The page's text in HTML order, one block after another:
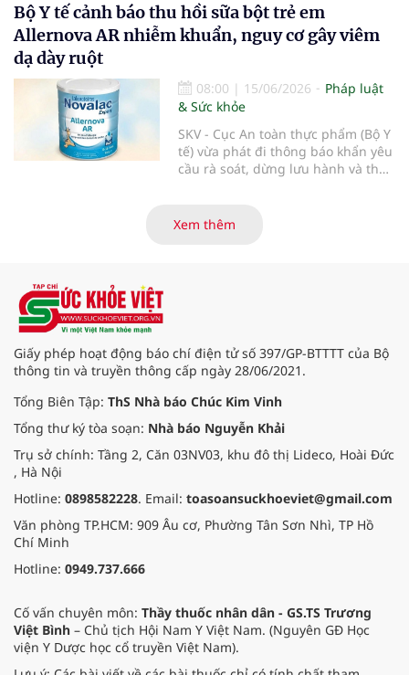
toàn thực phẩm (Bộ Y tế) đã liên
tiếp ban hành các công văn hỏa
tốc yêu cầu rà soát, thu hồi triệt để
thuộc thương hiệu Nara Organics
tại thị trường Việt Nam nhằm bảo
vệ tuyệt đối sức khỏe người tiêu
dùng.
Bộ Y tế cảnh báo thu hồi sữa bột trẻ em
Allernova AR nhiễm khuẩn, nguy cơ gây viêm
dạ dày ruột
08:00 | 15/06/2026
Pháp luật
& Sức khỏe
SKV - Cục An toàn thực phẩm (Bộ Y
tế) vừa phát đi thông báo khẩn yêu
cầu rà soát, dừng lưu hành và thu
sản xuất sau khi ghi nhận nhiều
Xem thêm
Giấy phép hoạt động báo chí điện tử số 397/GP-BTTTT của Bộ
thông tin và truyền thông cấp ngày 28/06/2021.
Tổng Biên Tập: ThS Nhà báo Chúc Kim Vinh
Tổng thư ký tòa soạn: Nhà báo Nguyễn Khải
Trụ sở chính: Tầng 2, Căn 03NV03, khu đô thị Lideco, Hoài Đức
, Hà Nội
Hotline: 0898582228. Email: toasoansuckhoeviet@gmail.com
Văn phòng TP.HCM: 909 Âu cơ, Phường Tân Sơn Nhì, TP Hồ
Chí Minh
Hotline: 0949.737.666
Cố vấn chuyên môn: Thầy thuốc nhân dân - GS.TS Trương
Việt Bình – Chủ tịch Hội Nam Y Việt Nam. (Nguyên GĐ Học
viện Y Dược học cổ truyền Việt Nam).